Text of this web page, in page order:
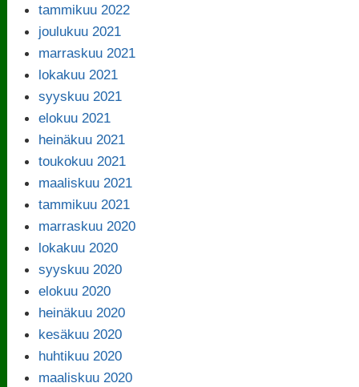
tammikuu 2022
joulukuu 2021
marraskuu 2021
lokakuu 2021
syyskuu 2021
elokuu 2021
heinäkuu 2021
toukokuu 2021
maaliskuu 2021
tammikuu 2021
marraskuu 2020
lokakuu 2020
syyskuu 2020
elokuu 2020
heinäkuu 2020
kesäkuu 2020
huhtikuu 2020
maaliskuu 2020